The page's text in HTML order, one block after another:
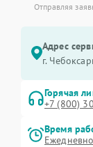
Отправляя
Адрес
г.
Горячая
+7 (800)
Время